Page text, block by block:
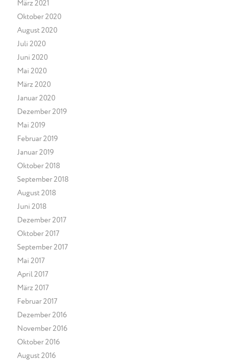
März 2021
Oktober 2020
August 2020
Juli 2020
Juni 2020
Mai 2020
März 2020
Januar 2020
Dezember 2019
Mai 2019
Februar 2019
Januar 2019
Oktober 2018
September 2018
August 2018
Juni 2018
Dezember 2017
Oktober 2017
September 2017
Mai 2017
April 2017
März 2017
Februar 2017
Dezember 2016
November 2016
Oktober 2016
August 2016